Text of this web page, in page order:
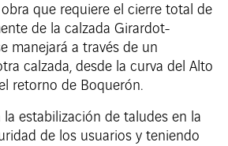
que requiere el cierre total de
de la calzada Girardot-
manejará a través de un
calzada, desde la curva del Alto
retorno de Boquerón.
la estabilización de taludes en la
de los usuarios y teniendo